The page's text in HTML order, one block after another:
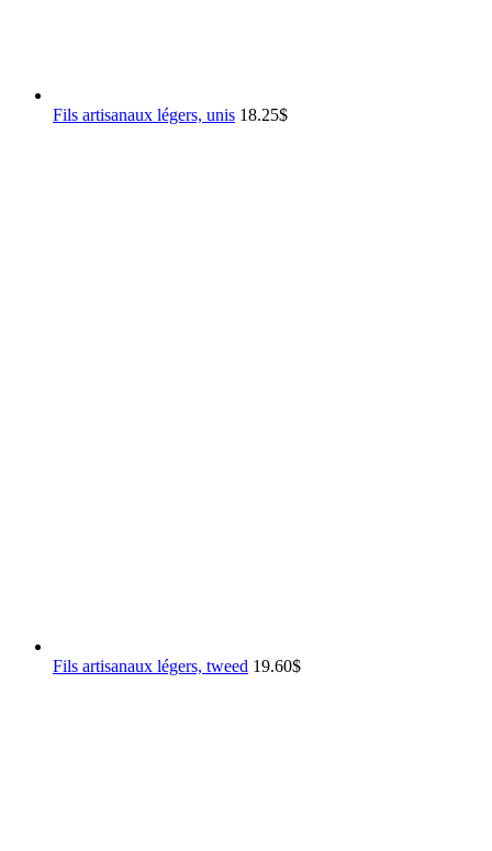
Fils artisanaux légers, unis 18.25$
Fils artisanaux légers, tweed 19.60$